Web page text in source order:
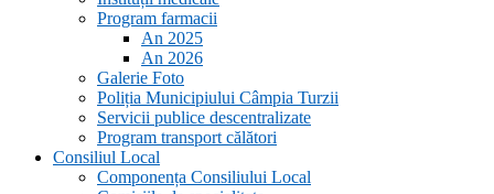
Program farmacii
An 2025
An 2026
Galerie Foto
Poliția Municipiului Câmpia Turzii
Servicii publice descentralizate
Program transport călători
Consiliul Local
Componența Consiliului Local